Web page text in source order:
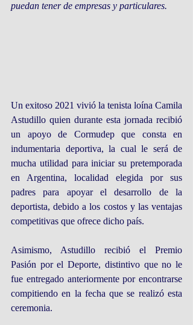
puedan tener de empresas y particulares.
Un exitoso 2021 vivió la tenista loína Camila
Astudillo quien durante esta jornada recibió
un apoyo de Cormudep que consta en
indumentaria deportiva, la cual le será de
mucha utilidad para iniciar su pretemporada
en Argentina, localidad elegida por sus
padres para apoyar el desarrollo de la
deportista, debido a los costos y las ventajas
competitivas que ofrece dicho país.
Asimismo, Astudillo recibió el Premio
Pasión por el Deporte, distintivo que no le
fue entregado anteriormente por encontrarse
compitiendo en la fecha que se realizó esta
ceremonia.